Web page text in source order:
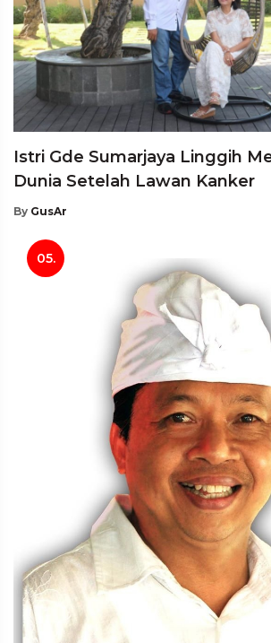
Istri Gde Sumarjaya Linggih
Dunia Setelah Lawan Kanker
By GusAr
05.